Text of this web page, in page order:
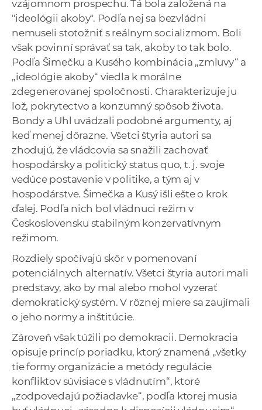
vzájomnom prospechu. Tá bola založená na
"ideológii akoby". Podľa nej sa bezvládni
nemuseli stotožniť s reálnym socializmom. Boli
však povinní správať sa tak, akoby to tak bolo.
Podľa Šimečku a Kusého kombinácia „zmluvy“ a
„ideológie akoby“ viedla k morálne
zdegenerovanej spoločnosti. Charakterizuje ju
lož, pokrytectvo a konzumný spôsob života.
Bondy a Uhl uvádzali podobné argumenty, aj
keď menej dôrazne. Všetci štyria autori sa
zhodujú, že vládcovia sa snažili zachovať
hospodársky a politický status quo, t. j. svoje
vedúce postavenie v politike, a tým aj v
hospodárstve. Šimečka a Kusý išli ešte o krok
ďalej. Podľa nich bol vládnuci režim v
Československu stabilným konzervatívnym
režimom.
Rozdiely spočívajú skôr v pomenovaní
potenciálnych alternatív. Všetci štyria autori mali
predstavy, ako by mal alebo mohol vyzerať
demokratický systém. V rôznej miere sa zaujímali
o jeho normy a inštitúcie.
Zároveň však túžili po demokracii. Demokracia
opisuje princíp poriadku, ktorý znamená „všetky
tie formy organizácie a metódy regulácie
konfliktov súvisiace s vládnutím“, ktoré
„zodpovedajú požiadavke“, podľa ktorej musia